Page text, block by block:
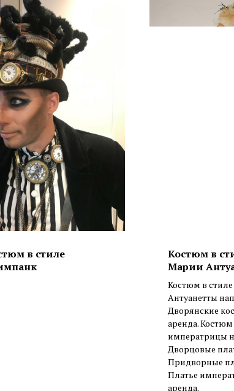
в стиле
Костюм в
Марии
Костюм в
Антуанетты
Дворянские
аренда. Костюм
императрицы
Дворцовые
Придворные
Платье
аренда.